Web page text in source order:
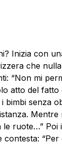
Inizia con
che
“Non mi
atto del fatto
bimbi senza
Mentre
ruote…” Poi